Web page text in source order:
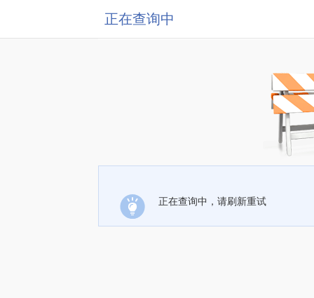
正在查询中
正在查询中，请刷新重试